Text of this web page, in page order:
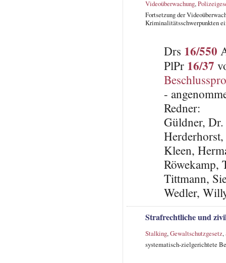
Videoüberwachung,
Fortsetzung der
Kriminalitätsschwerpunkten
Drs 16/550
PlPr 16/37
-
Redner:
Güldner,
Kleen,
Röwekamp,
Tittmann,
Wedler,
Strafrechtliche und
Stalking,Gewaltschutzgesetz,
systematisch-zielgerichtete